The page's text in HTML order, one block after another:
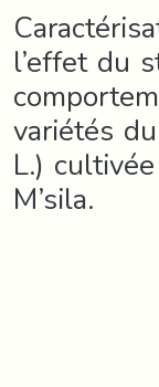
l’effet du
variétés
L.)
M’sila.